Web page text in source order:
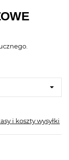
i koszty wysyłki